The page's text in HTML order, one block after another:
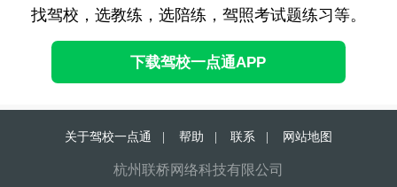
找驾校，选教练，选陪练，驾照考试题练习等。
下载驾校一点通APP
关于驾校一点通 | 帮助 | 联系 | 网站地图
杭州联桥网络科技有限公司